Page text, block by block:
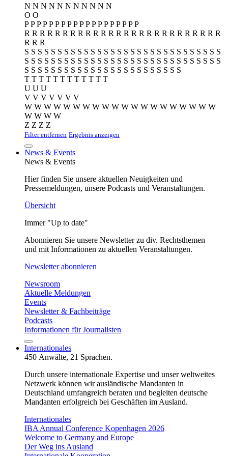
N N N N N N N N N N N
O O
P P P P P P P P P P P P P P P P P P P
R R R R R R R R R R R R R R R R R R R R R R R R R R
R R R
S S S S S S S S S S S S S S S S S S S S S S S S S S S S S S
S S S S S S S S S S S S S S S S S S S S S S S S S S S S S S
S S S S S S S S S S S S S S S S S S S S S S S S
T T T T T T T T T T T T
U U U
V V V V V V V
W W W W W W W W W W W W W W W W W W W W
W W W W
Z Z Z Z
Filter entfernen Ergebnis anzeigen
News & Events
News & Events
Hier finden Sie unsere aktuellen Neuigkeiten und
Pressemeldungen, unsere Podcasts und Veranstaltungen.
Übersicht
Immer "Up to date"
Abonnieren Sie unsere Newsletter zu div. Rechtsthemen
und mit Informationen zu aktuellen Veranstaltungen.
Newsletter abonnieren
Newsroom
Aktuelle Meldungen
Events
Newsletter & Fachbeiträge
Podcasts
Informationen für Journalisten
Internationales
450 Anwälte, 21 Sprachen.
Durch unsere internationale Expertise und unser weltweites
Netzwerk können wir ausländische Mandanten in
Deutschland umfangreich beraten und begleiten deutsche
Mandanten erfolgreich bei Geschäften im Ausland.
Internationales
IBA Annual Conference Kopenhagen 2026
Welcome to Germany and Europe
Der Weg ins Ausland